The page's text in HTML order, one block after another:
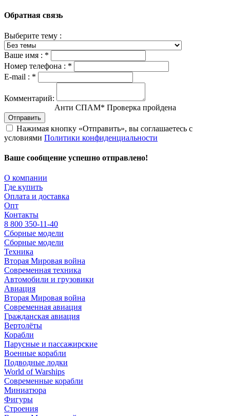
Обратная связь
Выберите тему :
Ваше имя : *
Номер телефона : *
E-mail : *
Комментарий:
Анти СПАМ* Проверка пройдена
Отправить
Нажимая кнопку «Отправить», вы соглашаетесь с
условиями Политики конфиденциальности
Ваше сообщение успешно отправлено!
О компании
Где купить
Оплата и доставка
Опт
Контакты
8 800 350-11-40
Сборные модели
Сборные модели
Техника
Вторая Мировая война
Современная техника
Автомобили и грузовики
Авиация
Вторая Мировая война
Современная авиация
Гражданская авиация
Вертолёты
Корабли
Парусные и пассажирские
Военные корабли
Подводные лодки
World of Warships
Современные корабли
Миниатюра
Фигуры
Строения